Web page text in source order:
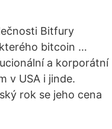
Bitfury
bitcoin …
a korporátní
v USA i jinde.
rok se jeho cena